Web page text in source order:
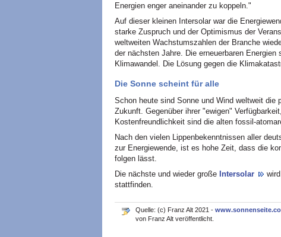
Energien enger aneinander zu koppeln."
Auf dieser kleinen Intersolar war die
starke Zuspruch und der Optimismus der
weltweiten Wachstumszahlen der Branche
der nächsten Jahre. Die erneuerbaren
Klimawandel. Die Lösung gegen die
Die Sonne scheint für alle
Schon heute sind Sonne und Wind weltweit die
Zukunft. Gegenüber ihrer "ewigen"
Kostenfreundlichkeit sind die alten fossil-
Nach den vielen Lippenbekenntnissen aller
zur Energiewende, ist es hohe Zeit, dass die
folgen lässt.
Die nächste und wieder große Intersolar
stattfinden.
Quelle: (c) Franz Alt 2021 -
von Franz Alt veröffentlicht.